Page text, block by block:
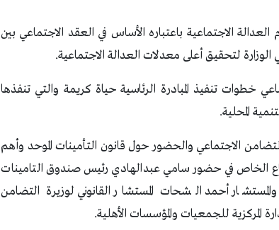
الاجتماعية باعتباره الأساس في العقد الاجتماعي بين
الوزارة لتحقيق أعلى معدلات العدالة الاجتماعية.
خطوات تنفيذ المبادرة الرئاسية حياة كريمة والتي تنفذها
المحلية.
الاجتماعي والحضور حول قانون التأمينات الموحد وأهم
الخاص في حضور سامي عبدالهادي رئيس صندوق التامينات
أحمد الشحات المستشار القانوني لوزيرة التضامن
المركزية للجمعيات والمؤسسات الأهلية.